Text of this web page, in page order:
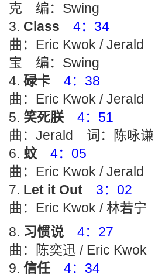
克 编：Swing
Class
4：34
曲：Eric Kwok / Jerald
宝 编：Swing
碌卡
4：38
曲：Eric Kwok /
笑死朕
4：51
曲：Jerald 词：陈咏
蚊
4：05
曲：Eric Kwok /
Let it Out
3：02
曲：Eric Kwok / 林若
习惯说
4：27
曲：陈奕迅 / Eric
信任
4：34